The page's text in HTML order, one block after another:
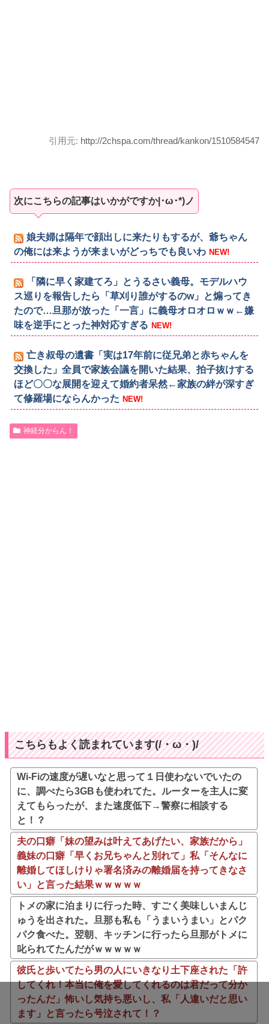
引用元: http://2chspa.com/thread/kankon/1510584547
次にこちらの記事はいかがですか|･ω･*)ノ
娘夫婦は隔年で顔出しに来たりもするが、爺ちゃん
の俺には来ようが来まいがどっちでも良いわ NEW!
「隣に早く家建てろ」とうるさい義母。モデルハウ
ス巡りを報告したら「草刈り誰がするのw」と煽ってき
たので…旦那が放った「一言」に義母オロオロｗｗ←嫌
味を逆手にとった神対応すぎる NEW!
亡き叔母の遺書「実は17年前に従兄弟と赤ちゃんを
交換した」全員で家族会議を開いた結果、拍子抜けする
ほど〇〇な展開を迎えて婚約者呆然←家族の絆が深すぎ
て修羅場にならんかった NEW!
神経分からん！
こちらもよく読まれています(/・ω・)/
Wi-Fiの速度が遅いなと思って１日使わないでいたの
に、調べたら3GBも使われてた。ルーターを主人に変
えてもらったが、また速度低下→警察に相談する
と！？
夫の口癖「妹の望みは叶えてあげたい、家族だから」
義妹の口癖「早くお兄ちゃんと別れて」私「そんなに
離婚してほしけりゃ署名済みの離婚届を持ってきなさ
い」と言った結果ｗｗｗｗｗ
トメの家に泊まりに行った時、すごく美味しいまんじ
ゅうを出された。旦那も私も「うまいうまい」とパク
パク食べた。翌朝、キッチンに行ったら旦那がトメに
叱られてたんだがｗｗｗｗｗ
彼氏と歩いてたら男の人にいきなり土下座された「許
してくれ！本当に俺を愛してくれるのは君だって分か
ったんだ」怖いし気持ち悪いし、私「人違いだと思い
ます」と言ったら号泣されて！？